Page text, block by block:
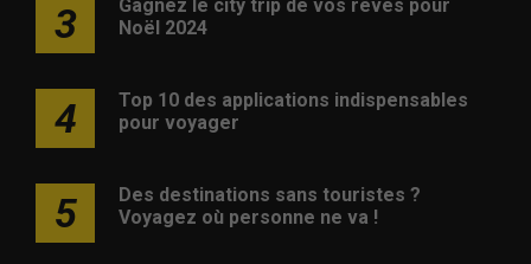
3
Gagnez le city trip de vos rêves pour
Noël 2024
4
Top 10 des applications indispensables
pour voyager
5
Des destinations sans touristes ?
Voyagez où personne ne va !